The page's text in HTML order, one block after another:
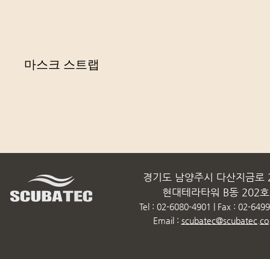
마스크 스트랩
경기도 남양주시 다산지금로
현대테라타워 B동 202호
Tel : 02-6080-4901 | Fax : 02-
Email :